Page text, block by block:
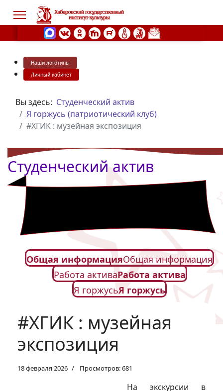
Наши логотипы
Личный кабинет
Вы здесь: Студенческий актив
Я горжусь (патриотический клуб)
#ХГИК : музейная экспозиция
Студенческий актив
Общая информацияОбщая информация
Работа активаРабота актива
Я горжусьЯ горжусь
#ХГИК : музейная
экспозиция
18 февраля 2026 Просмотров: 681
На экскурсии в